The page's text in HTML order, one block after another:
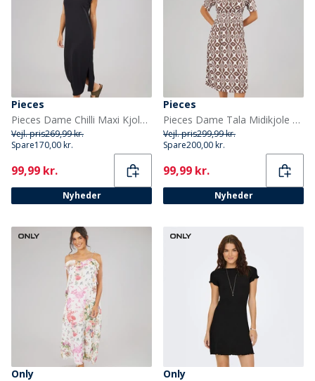
Pieces
Pieces Dame Chilli Maxi Kjole Sort
Vejl. pris269,99 kr.
Spare170,00 kr.
Current
99,99 kr.
Nyheder
Pieces
Pieces Dame Tala Midikjole Cloud Dancer
Vejl. pris299,99 kr.
Spare200,00 kr.
Current
99,99 kr.
Nyheder
Only
Only